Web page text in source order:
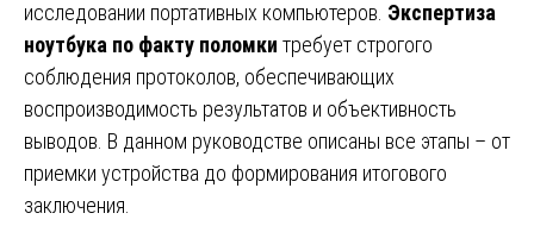
исследовании портативных компьютеров. Экспертиза
ноутбука по факту поломки требует строгого
соблюдения протоколов, обеспечивающих
воспроизводимость результатов и объективность
выводов. В данном руководстве описаны все этапы – от
приемки устройства до формирования итогового
заключения.